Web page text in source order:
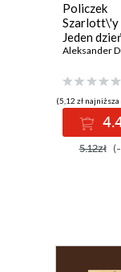
Policzek
Szarlott\'y
Jeden
Fontenay-
(5,12 zł
5.12zł